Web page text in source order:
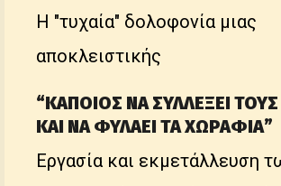
Η "τυχαία" δολοφονία μιας
αποκλειστικής
“ΚΑΠΟΙΟΣ ΝΑ ΣΥΛΛΕΞΕΙ
ΚΑΙ ΝΑ ΦΥΛΑΕΙ ΤΑ ΧΩΡΑΦΙΑ”
Εργασία και εκμετάλλευση